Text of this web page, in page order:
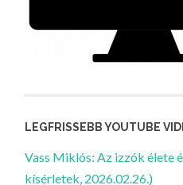
LEGFRISSEBB YOUTUBE
Vass Miklós: Az izzók élete
kísérletek, 2026.02.26.)